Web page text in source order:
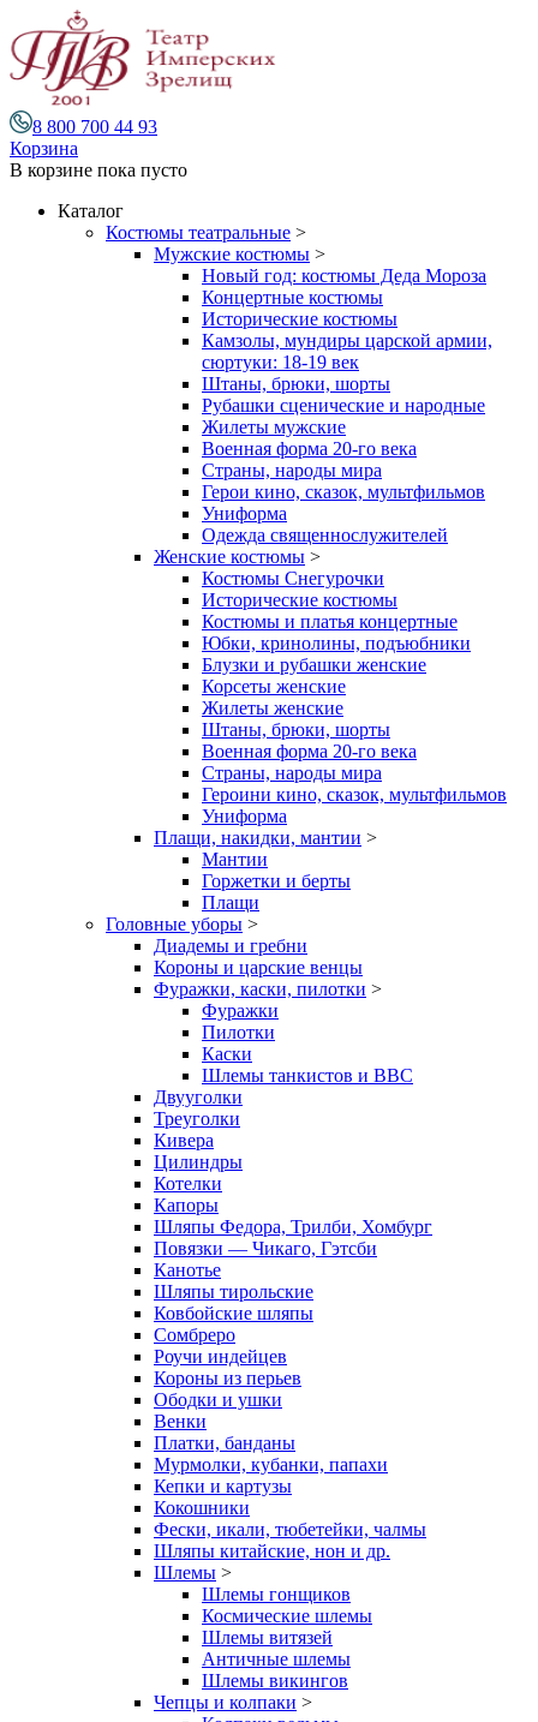
8 800 700 44 93
Корзина
В корзине пока пусто
Каталог
Костюмы театральные >
Мужские костюмы >
Новый год: костюмы Деда Мороза
Концертные костюмы
Исторические костюмы
Камзолы, мундиры царской армии,
сюртуки: 18-19 век
Штаны, брюки, шорты
Рубашки сценические и народные
Жилеты мужские
Военная форма 20-го века
Страны, народы мира
Герои кино, сказок, мультфильмов
Униформа
Одежда священнослужителей
Женские костюмы >
Костюмы Снегурочки
Исторические костюмы
Костюмы и платья концертные
Юбки, кринолины, подъюбники
Блузки и рубашки женские
Корсеты женские
Жилеты женские
Штаны, брюки, шорты
Военная форма 20-го века
Страны, народы мира
Героини кино, сказок, мультфильмов
Униформа
Плащи, накидки, мантии >
Мантии
Горжетки и берты
Плащи
Головные уборы >
Диадемы и гребни
Короны и царские венцы
Фуражки, каски, пилотки >
Фуражки
Пилотки
Каски
Шлемы танкистов и ВВС
Двууголки
Треуголки
Кивера
Цилиндры
Котелки
Капоры
Шляпы Федора, Трилби, Хомбург
Повязки — Чикаго, Гэтсби
Канотье
Шляпы тирольские
Ковбойские шляпы
Сомбреро
Роучи индейцев
Короны из перьев
Ободки и ушки
Венки
Платки, банданы
Мурмолки, кубанки, папахи
Кепки и картузы
Кокошники
Фески, икали, тюбетейки, чалмы
Шляпы китайские, нон и др.
Шлемы >
Шлемы гонщиков
Космические шлемы
Шлемы витязей
Античные шлемы
Шлемы викингов
Чепцы и колпаки >